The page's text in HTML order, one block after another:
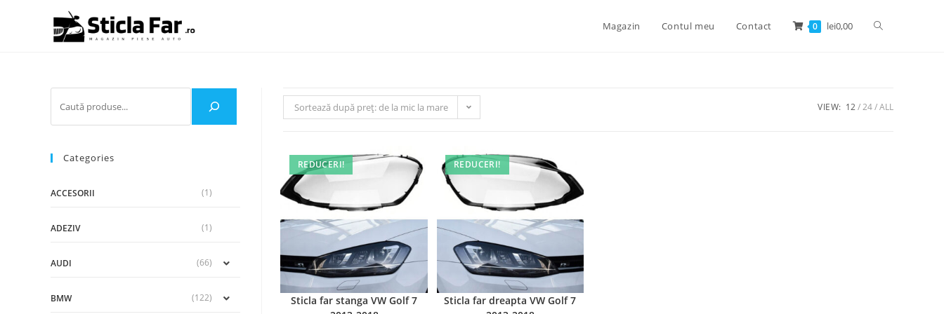
Magazin Contul meu Contact 0 lei0,00
Categories
ACCESORII (1)
ADEZIV (1)
AUDI (66)
BMW (122)
Sortează după preț: de la mic la mare VIEW: 12 24 ALL
REDUCERI!
Sticla far stanga VW Golf 7
REDUCERI!
Sticla far dreapta VW Golf 7